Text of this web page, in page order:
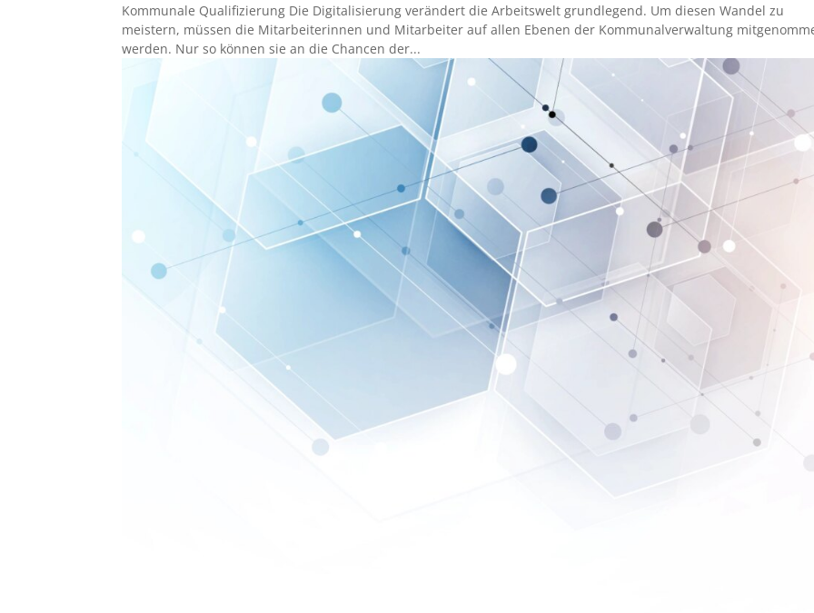
Kommunale Qualifizierung Die Digitalisierung verändert die Arbeitswelt grundlegend. Um diesen Wandel zu
meistern, müssen die Mitarbeiterinnen und Mitarbeiter auf allen Ebenen der Kommunalverwaltung
werden. Nur so können sie an die Chancen der...